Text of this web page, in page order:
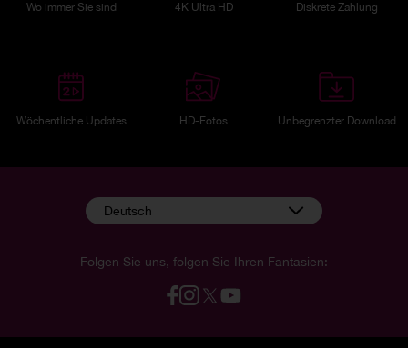
Wo immer Sie sind 4K Ultra HD Diskrete Zahlung
Wöchentliche Updates HD-Fotos Unbegrenzter Download
Folgen Sie uns, folgen Sie Ihren Fantasien:
Deutsch